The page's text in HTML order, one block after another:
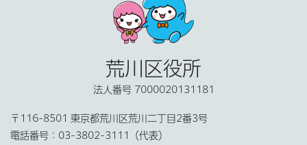
荒川区役所
法人番号 7000020131181
〒116-8501 東京都荒川区荒川二丁目2番3号
電話番号： 03-3802-3111（代表）